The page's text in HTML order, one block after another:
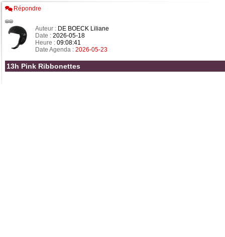
Répondre
Auteur : DE BOECK Liliane
Date : 2026-05-18
Heure : 09:08:41
Date Agenda : 2026-05-23
13h Pink Ribbonettes